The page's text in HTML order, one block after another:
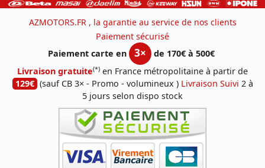
AZMOTORS.FR , la garantie au service de nos clients
Paiement sécurisé
Paiement carte en
3×
de 170€ à 500€
Livraison gratuite(*) en France métropolitaine à partir de
129€ (sauf CB 3× - Promo - volumineux ) Livraison Suivi 2 à
5 jours selon dispo stock